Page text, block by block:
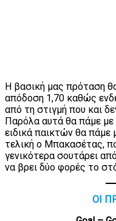
Η βασική μας πρόταση
απόδοση 1,70 καθώς
από τη στιγμή που και
Παρόλα αυτά θα πάμε
ειδικά παικτών θα πάμε
τελική ο Μπακασέτας,
γενικότερα σουτάρει
να βρει δύο φορές το
ΟΙ